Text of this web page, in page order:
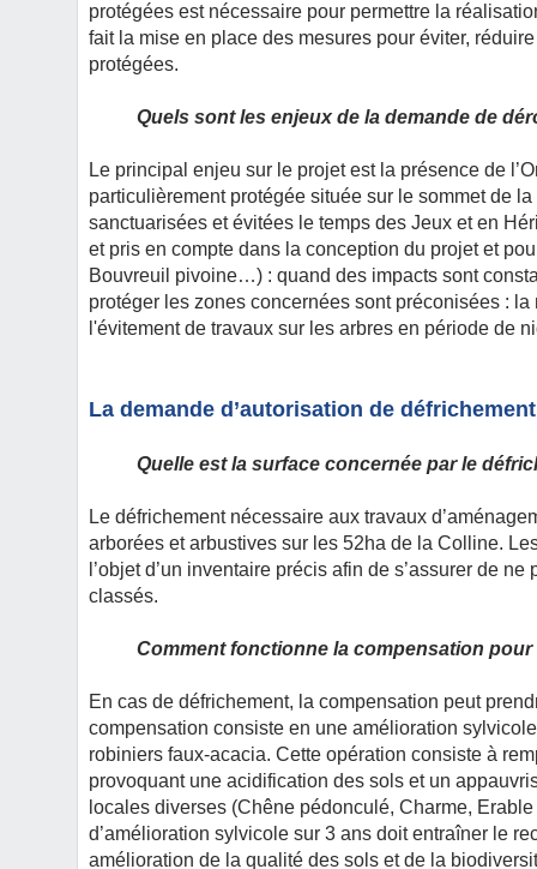
protégées est nécessaire pour permettre la
fait la mise en place des mesures pour éviter,
protégées.
Quels sont les enjeux de la demande de
Le principal enjeu sur le projet est la présence de
particulièrement protégée située sur le sommet de
sanctuarisées et évitées le temps des Jeux et en
et pris en compte dans la conception du projet et
Bouvreuil pivoine…) : quand des impacts sont
protéger les zones concernées sont préconisées :
l'évitement de travaux sur les arbres en période de
La demande d’autorisation de défrichement
Quelle est la surface concernée par le
Le défrichement nécessaire aux travaux
arborées et arbustives sur les 52ha de la Colline.
l’objet d’un inventaire précis afin de s’assurer de
classés.
Comment fonctionne la compensation
En cas de défrichement, la compensation peut
compensation consiste en une amélioration
robiniers faux-acacia. Cette opération consiste à
provoquant une acidification des sols et un
locales diverses (Chêne pédonculé, Charme,
d’amélioration sylvicole sur 3 ans doit entraîner le
amélioration de la qualité des sols et de la